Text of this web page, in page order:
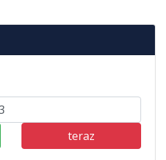
teraz